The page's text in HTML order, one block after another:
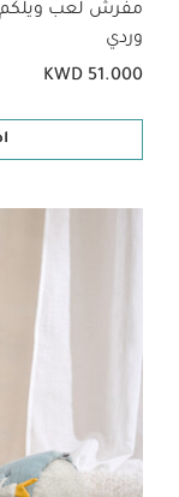
مفرش لعب ويلكم
وردي
KWD 51.000